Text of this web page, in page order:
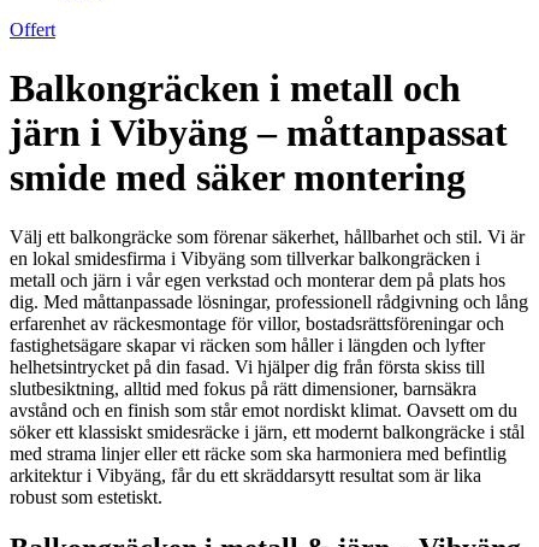
Offert
Balkongräcken i metall och
järn i Vibyäng – måttanpassat
smide med säker montering
Välj ett balkongräcke som förenar säkerhet, hållbarhet och stil. Vi är
en lokal smidesfirma i Vibyäng som tillverkar balkongräcken i
metall och järn i vår egen verkstad och monterar dem på plats hos
dig. Med måttanpassade lösningar, professionell rådgivning och lång
erfarenhet av räckesmontage för villor, bostadsrättsföreningar och
fastighetsägare skapar vi räcken som håller i längden och lyfter
helhetsintrycket på din fasad. Vi hjälper dig från första skiss till
slutbesiktning, alltid med fokus på rätt dimensioner, barnsäkra
avstånd och en finish som står emot nordiskt klimat. Oavsett om du
söker ett klassiskt smidesräcke i järn, ett modernt balkongräcke i stål
med strama linjer eller ett räcke som ska harmoniera med befintlig
arkitektur i Vibyäng, får du ett skräddarsytt resultat som är lika
robust som estetiskt.